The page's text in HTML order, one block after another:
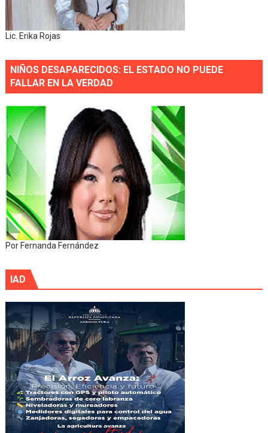
Lic. Erika Rojas
NIÑOS DESAPARECIDOS: EL ESTADO NO PUEDE
FALLAR EN LA VERDAD
Por Fernanda Fernández
IAD